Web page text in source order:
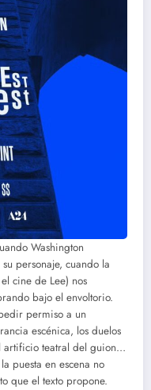
Washington
personaje, cuando la
cine de Lee) nos
bajo el envoltorio.
permiso a un
escénica, los duelos
artificio teatral del guion…
puesta en escena no
que el texto propone.